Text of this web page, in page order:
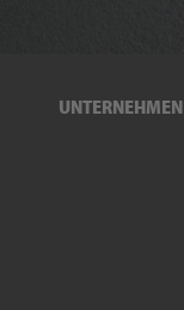
UNTERNEHMEN